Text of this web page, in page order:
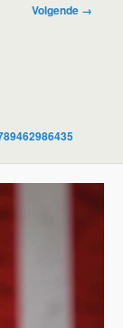
Volgende →